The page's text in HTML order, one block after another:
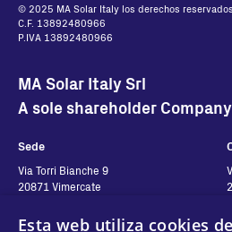
© 2025 MA Solar Italy los derechos reservados
C.F. 13892480966
P.IVA 13892480966
MA Solar Italy Srl
A sole shareholder Company
Sede
Via Torri Bianche 9
20871 Vimercate
Via San Giorgio 642
Esta web utiliza cookies